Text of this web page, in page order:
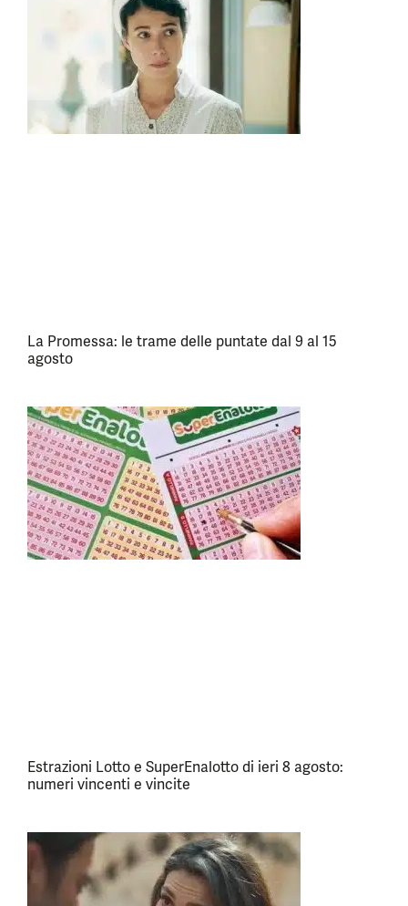
La Promessa: le trame delle puntate dal 9 al 15
agosto
Estrazioni Lotto e SuperEnalotto di ieri 8 agosto:
numeri vincenti e vincite